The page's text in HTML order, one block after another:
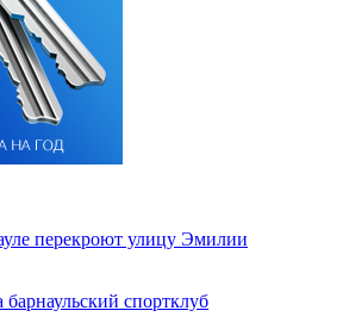
перекроют улицу Эмилии
барнаульский спортклуб